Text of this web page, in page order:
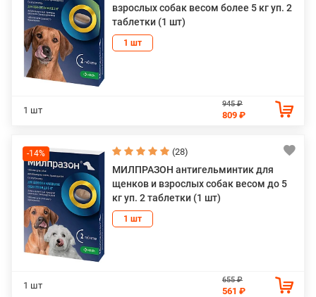
взрослых собак весом более 5 кг уп. 2
таблетки (1 шт)
1 шт
1 шт
945 ₽
809 ₽
-14% (28)
МИЛПРАЗОН антигельминтик для
щенков и взрослых собак весом до 5
кг уп. 2 таблетки (1 шт)
1 шт
1 шт
655 ₽
561 ₽